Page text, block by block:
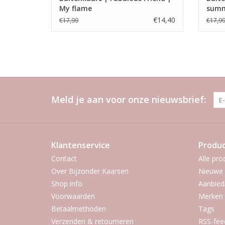
My flame
€17,99 €14,40 €17,99
Meld je aan voor onze nieuwsbrief:
Klantenservice
Contact
Over Bijzonder Kaarsen
Shop info
Voorwaarden
Betaalmethoden
Verzenden & retourneren
Alle
Merken
Tags
RSS-